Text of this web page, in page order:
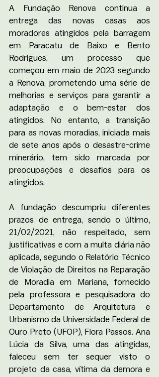
A Fundação Renova continua a
entrega das novas casas aos
moradores atingidos pela barragem
em Paracatu de Baixo e Bento
Rodrigues, um processo que
começou em maio de 2023 segundo
a Renova, prometendo uma série de
melhorias e serviços para garantir a
adaptação e o bem-estar dos
atingidos. No entanto, a transição
para as novas moradias, iniciada mais
de sete anos após o desastre-crime
minerário, tem sido marcada por
preocupações e desafios para os
atingidos.
A fundação descumpriu diferentes
prazos de entrega, sendo o último,
21/02/2021, não respeitado, sem
justificativas e com a multa diária não
aplicada, segundo o Relatório Técnico
de Violação de Direitos na Reparação
de Moradia em Mariana, fornecido
pela professora e pesquisadora do
Departamento de Arquitetura e
Urbanismo da Universidade Federal de
Ouro Preto (UFOP), Flora Passos. Ana
Lúcia da Silva, uma das atingidas,
faleceu sem ter sequer visto o
projeto da casa, vítima da demora e